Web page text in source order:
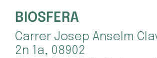
BIOSFERA
Carrer Josep Anselm
2n 1a, 08902